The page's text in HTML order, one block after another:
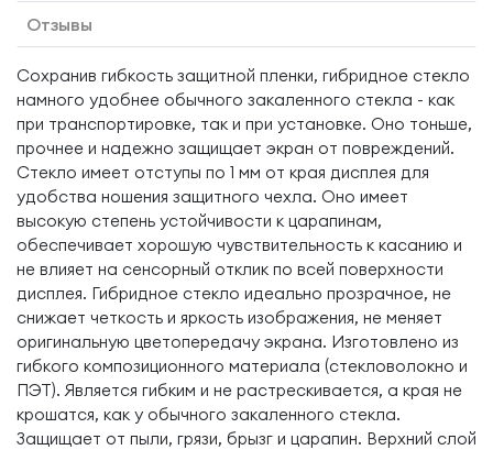
Отзывы
Сохранив гибкость защитной пленки, гибридное стекло
намного удобнее обычного закаленного стекла - как
при транспортировке, так и при установке. Оно тоньше,
прочнее и надежно защищает экран от повреждений.
Стекло имеет отступы по 1 мм от края дисплея для
удобства ношения защитного чехла. Оно имеет
высокую степень устойчивости к царапинам,
обеспечивает хорошую чувствительность к касанию и
не влияет на сенсорный отклик по всей поверхности
дисплея. Гибридное стекло идеально прозрачное, не
снижает четкость и яркость изображения, не меняет
оригинальную цветопередачу экрана. Изготовлено из
гибкого композиционного материала (стекловолокно и
ПЭТ). Является гибким и не растрескивается, а края не
крошатся, как у обычного закаленного стекла.
Защищает от пыли, грязи, брызг и царапин. Верхний слой